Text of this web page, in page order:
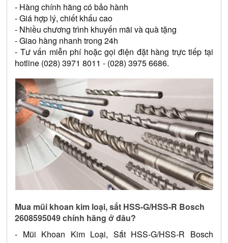
- Hàng chính hãng có bảo hành
- Giá hợp lý, chiết khấu cao
- Nhiều chương trình khuyến mãi và quà tặng
- Giao hàng nhanh trong 24h
- Tư vấn miễn phí hoặc gọi điện đặt hàng trực tiếp tại
hotline (028) 3971 8011 - (028) 3975 6686.
Mua mũi khoan kim loại, sắt HSS-G/HSS-R Bosch
2608595049 chính hãng ở đâu?
- Mũi Khoan Kim Loại, Sắt HSS-G/HSS-R Bosch